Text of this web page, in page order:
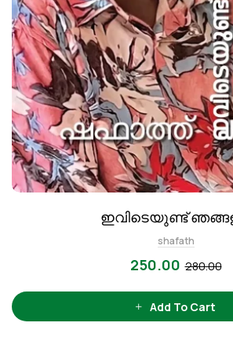
ഇവിടെയുണ്ട്
shafath
280.00
250.00
Add To Cart